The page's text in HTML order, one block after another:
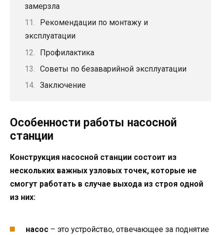
замерзла
Рекомендации по монтажу и
эксплуатации
Профилактика
Советы по безаварийной эксплуатации
Заключение
Особенности работы насосной
станции
Конструкция насосной станции состоит из
нескольких важных узловых точек, которые не
смогут работать в случае выхода из строя одной
из них:
насос – это устройство, отвечающее за поднятие